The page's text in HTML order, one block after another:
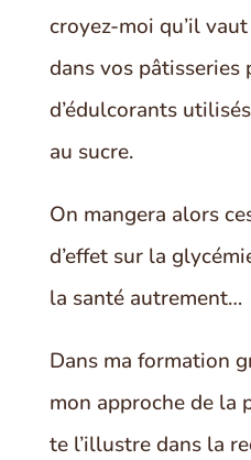
croyez-moi qu’il
dans vos
d’édulcorants
au sucre.
On mangera alors
d’effet sur la
la santé autrement…
Dans ma formation
mon approche de la
te l’illustre dans la